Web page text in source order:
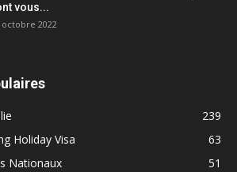
vous...
octobre 2022
239
Holiday Visa
63
Nationaux
51